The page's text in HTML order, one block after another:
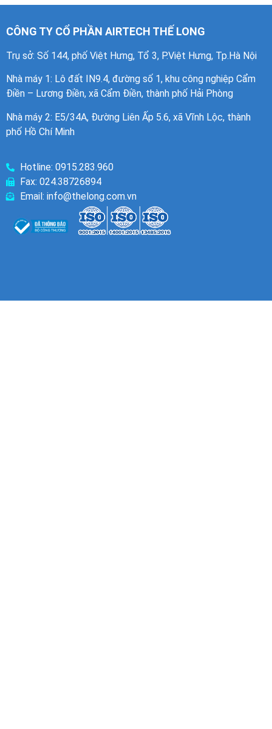
CÔNG TY CỔ PHẦN AIRTECH THẾ LONG
Trụ sở: Số 144, phố Việt Hưng, Tổ 3, P.Việt Hưng, Tp.Hà Nội
Nhà máy 1: Lô đất IN9.4, đường số 1, khu công nghiệp Cẩm
Điền – Lương Điền, xã Cẩm Điền, thành phố Hải Phòng
Nhà máy 2: E5/34A, Đường Liên Ấp 5.6, xã Vĩnh Lộc, thành
phố Hồ Chí Minh
Hotline: 0915.283.960
Fax: 024.38726894
Email: info@thelong.com.vn